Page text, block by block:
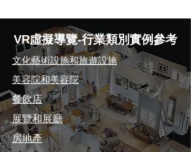
VR虛擬導覽-行業類別實例參考
文化藝術設施和旅遊設施
美容院和美容院
餐飲店
展覽和展廳
房地產